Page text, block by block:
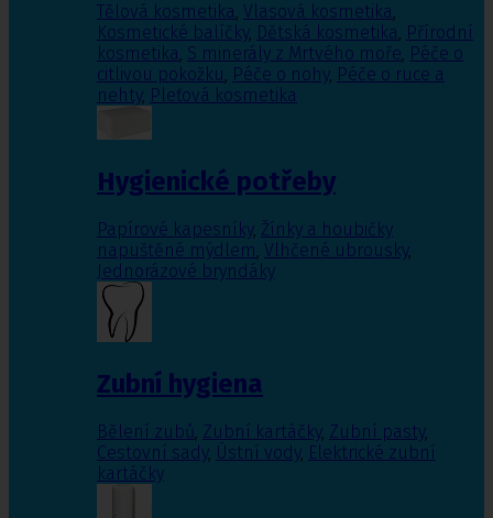
Tělová kosmetika, Vlasová kosmetika,
Kosmetické balíčky, Dětská kosmetika, Přírodní
kosmetika, S minerály z Mrtvého moře, Péče o
citlivou pokožku, Péče o nohy, Péče o ruce a
nehty, Pleťová kosmetika
Hygienické potřeby
Papírové kapesníky, Žínky a houbičky
napuštěné mýdlem, Vlhčené ubrousky,
Jednorázové bryndáky
Zubní hygiena
Bělení zubů, Zubní kartáčky, Zubní pasty,
Cestovní sady, Ústní vody, Elektrické zubní
kartáčky